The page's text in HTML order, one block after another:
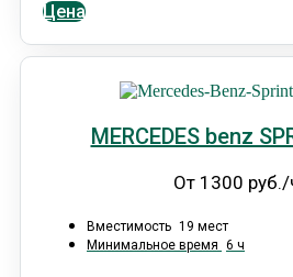
Цена
MERCEDES benz
От 1300 руб./
Вместимость 19 мест
Минимальное время 6 ч